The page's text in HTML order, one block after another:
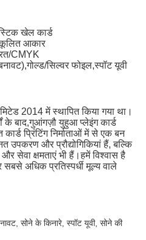
खेल कार्ड
आकार
CMYK
सिल्वर फोइल,स्पॉट यूवी
2014 में स्थापित किया गया था।
बाद,गुआंगज़ौ युहुआ प्लेइंग कार्ड
प्रिंटिंग निर्माताओं में से एक बन
उपकरण और प्रौद्योगिकियां हैं, बल्कि
सेवा क्षमताएं भी हैं।हमें विश्वास है
अधिक प्रतिस्पर्धी मूल्य वाले
सोने के किनारे, स्पॉट यूवी, सोने की